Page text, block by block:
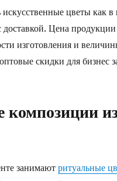
искусственные цветы как
Цена
изготовления и
скидки для бизнес
занимают ритуальные